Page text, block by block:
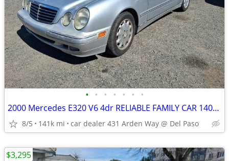
• • • • • • •
2000 Mercedes E320 V6 4dr RELIABLE FAMILY CAR 140K 6 MORE MBZ DEALS
8/5 141k mi car dealer 431 Arden Way @ Del Paso
$3,295